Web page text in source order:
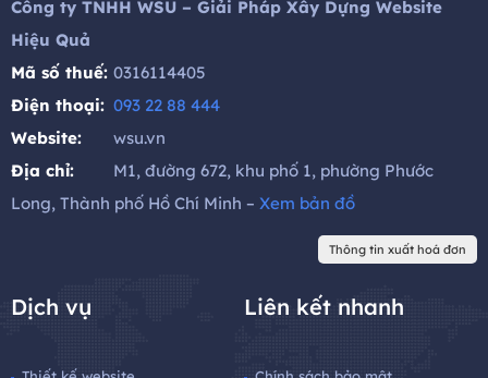
Công ty TNHH WSU – Giải Pháp Xây Dựng Website
Hiệu Quả
Mã số thuế: 0316114405
Điện thoại: 093 22 88 444
Website:
wsu.vn
Địa chỉ:
M1, đường 672, khu phố 1, phường Phước
Long, Thành phố Hồ Chí Minh – Xem bản đồ
Thông tin xuất hoá đơn
Dịch vụ Liên kết nhanh